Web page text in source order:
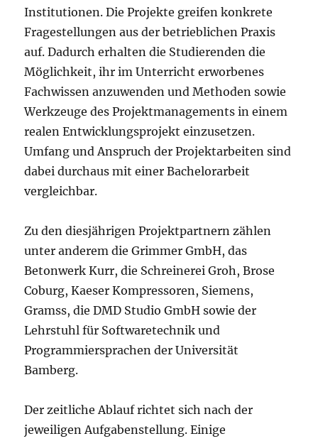
Institutionen. Die Projekte greifen konkrete
Fragestellungen aus der betrieblichen Praxis
auf. Dadurch erhalten die Studierenden die
Möglichkeit, ihr im Unterricht erworbenes
Fachwissen anzuwenden und Methoden sowie
Werkzeuge des Projektmanagements in einem
realen Entwicklungsprojekt einzusetzen.
Umfang und Anspruch der Projektarbeiten sind
dabei durchaus mit einer Bachelorarbeit
vergleichbar.
Zu den diesjährigen Projektpartnern zählen
unter anderem die Grimmer GmbH, das
Betonwerk Kurr, die Schreinerei Groh, Brose
Coburg, Kaeser Kompressoren, Siemens,
Gramss, die DMD Studio GmbH sowie der
Lehrstuhl für Softwaretechnik und
Programmiersprachen der Universität
Bamberg.
Der zeitliche Ablauf richtet sich nach der
jeweiligen Aufgabenstellung. Einige